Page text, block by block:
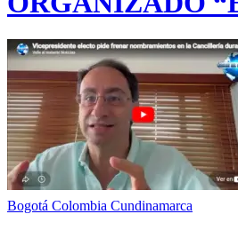
Bogotá Colombia Cundinamarca